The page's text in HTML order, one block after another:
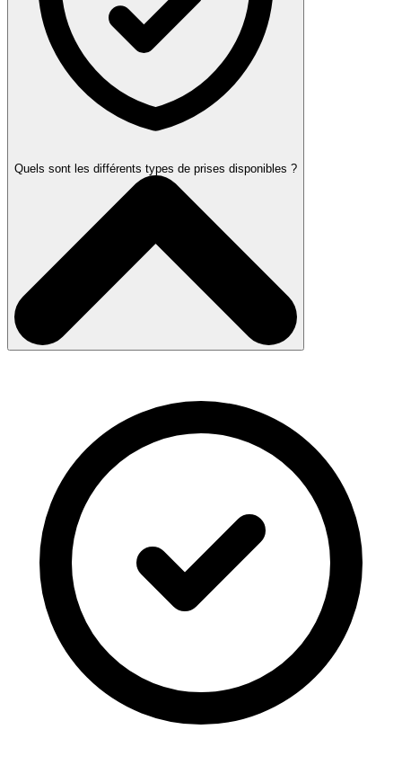
Quels sont les différents types de prises disponibles ?